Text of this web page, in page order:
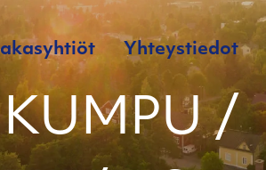
Yhteystiedot
/